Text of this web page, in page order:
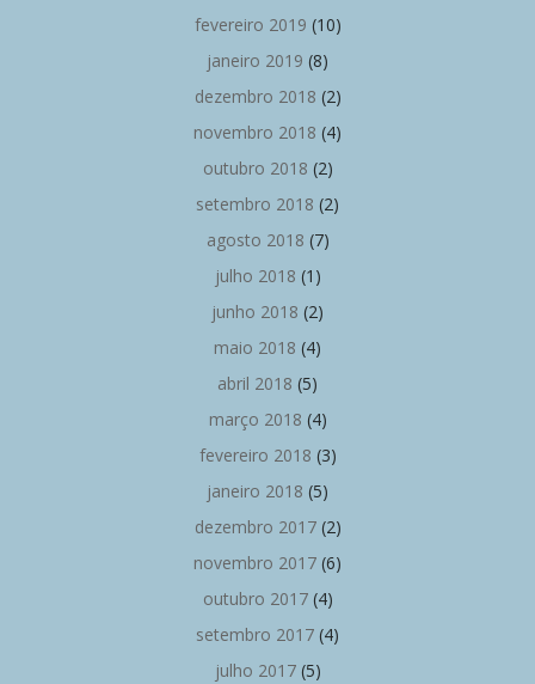
fevereiro 2019 (10)
janeiro 2019 (8)
dezembro 2018 (2)
novembro 2018 (4)
outubro 2018 (2)
setembro 2018 (2)
agosto 2018 (7)
julho 2018 (1)
junho 2018 (2)
maio 2018 (4)
abril 2018 (5)
março 2018 (4)
fevereiro 2018 (3)
janeiro 2018 (5)
dezembro 2017(2)
novembro 2017 (6)
outubro 2017(4)
setembro 2017 (4)
julho 2017(5)